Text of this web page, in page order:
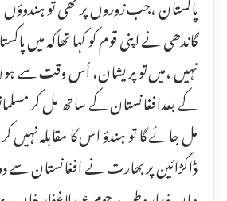
گاندھی نے اپنی قوم کو کہا تھاکہ میں
نہیں ،میں تو پریشان، اُس وقت سے
کے بعدافغانستان کے ساتھ مل کر
مل جائے گا تو ہندؤ اس کا مقابلہ
ڈاکڑائین پر بھارت نے افغانستان سے